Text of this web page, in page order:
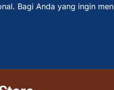
Bagi Anda yang ingin